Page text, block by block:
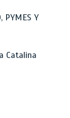
PYMES Y
Catalina